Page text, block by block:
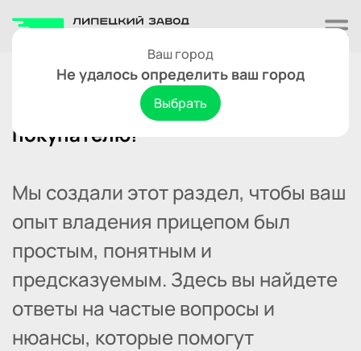
Ваш город
Не удалось определить ваш город
Выбрать
В помощь владельцу и будущему
покупателю!
Мы создали этот раздел, чтобы ваш
опыт владения прицепом был
простым, понятным и
предсказуемым. Здесь вы найдете
ответы на частые вопросы и
нюансы, которые помогут